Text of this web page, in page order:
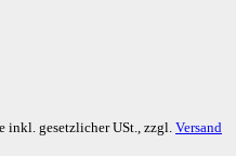
inkl. gesetzlicher USt., zzgl. Versand